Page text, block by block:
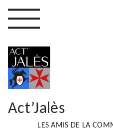
Act’Jalès
LES AMIS DE LA